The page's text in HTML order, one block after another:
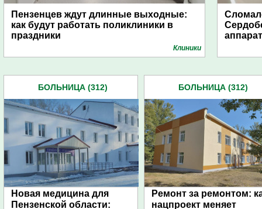
Пензенцев ждут длинные выходные:
как будут работать поликлиники в
праздники
Клиники
БОЛЬНИЦА (312)
Новая медицина для
Пензенской области:
БОЛЬНИЦА (312)
Ремонт за ремонтом:
нацпроект меняет